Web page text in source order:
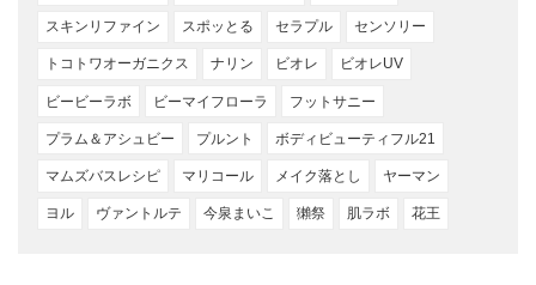
スキンリファイン スポッとる セラプル センソリー
トコトワオーガニクス ナリン ビオレ ビオレUV
ビービーラボ ビーマイフローラ フットサニー
プラム＆アシュビー プルント ボディビューティフル21
マムズバスレシピ マリコール メイク落とし ヤーマン
ヨル ヴァントルテ 今泉まいこ 獺祭 肌ラボ 花王